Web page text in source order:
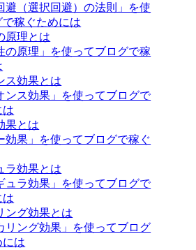
避（選択回避）の法則」を使
で稼ぐためには
原理とは
の原理」を使ってブログで稼
ス効果とは
ンス効果」を使ってブログで
は
果とは
効果」を使ってブログで稼ぐ
ラ効果とは
ュラ効果」を使ってブログで
は
ング効果とは
リング効果」を使ってブログ
には